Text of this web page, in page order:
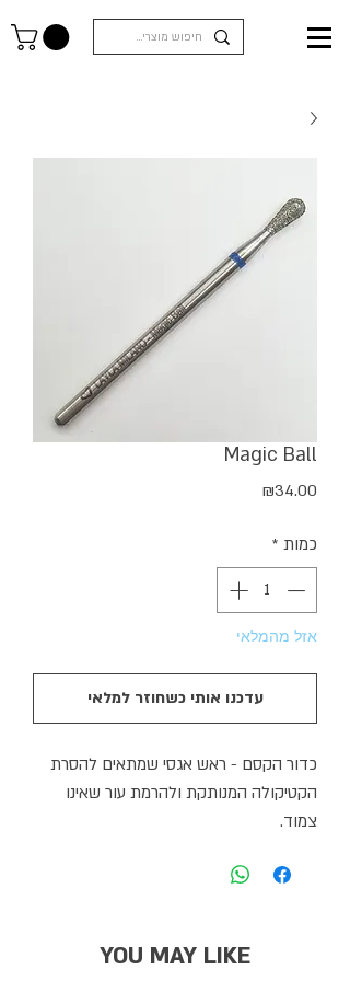
Magic Ball
₪34.00
כמות *
אזל מהמלאי
עדכנו אותי כשחוזר למלאי
כדור הקסם - ראש אגסי שמתאים להסרת
הקטיקולה המנותקת ולהרמת עור שאינו
צמוד.
YOU MAY LIKE